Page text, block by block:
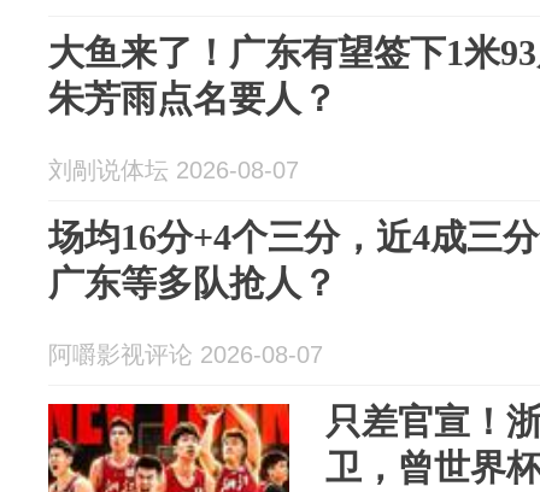
大鱼来了！广东有望签下1米
朱芳雨点名要人？
刘剮说体坛 2026-08-07
场均16分+4个三分，近4成三
广东等多队抢人？
阿嚼影视评论 2026-08-07
只差官宣！
卫，曾世界